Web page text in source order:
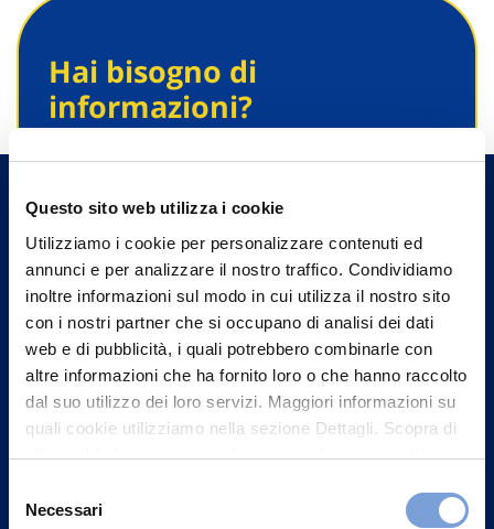
Questo sito web utilizza i cookie
Utilizziamo i cookie per personalizzare contenuti ed
annunci e per analizzare il nostro traffico. Condividiamo
inoltre informazioni sul modo in cui utilizza il nostro sito
con i nostri partner che si occupano di analisi dei dati
web e di pubblicità, i quali potrebbero combinarle con
altre informazioni che ha fornito loro o che hanno raccolto
dal suo utilizzo dei loro servizi. Maggiori informazioni su
quali cookie utilizziamo nella sezione Dettagli. Scopra di
più su chi siamo, come può contattarci e come trattiamo i
può trovare nel footer del sito nella sezione "Informativa
delNecessari
Hai bisogno di
informazioni?
un nostro Agente.